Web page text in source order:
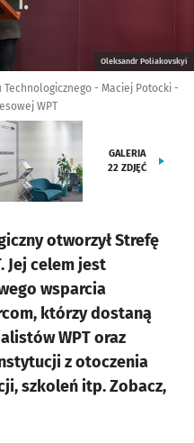
Oleksandr Poliakovskyi
Technologicznego - Maciej Potocki -
WPT
GALERIA
22 ZDJĘĆ
otworzył Strefę
Jej celem jest
wsparcia
którzy dostaną
WPT oraz
z otoczenia
szkoleń itp. Zobacz,